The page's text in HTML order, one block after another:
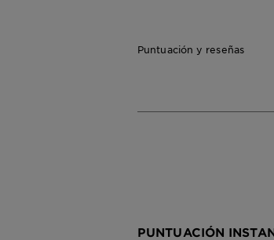
Puntuación y reseñas
PUNTUACIÓN